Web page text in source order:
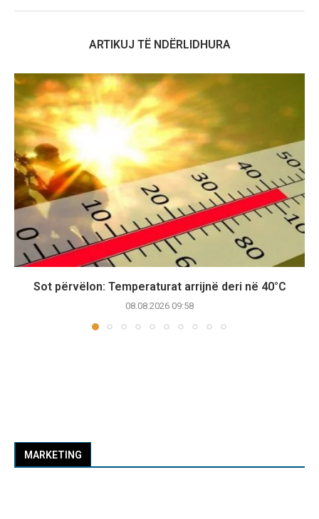
ARTIKUJ TË NDËRLIDHURA
Sot përvëlon: Temperaturat arrijnë deri në 40°C
08.08.2026 09:58
MARKETING